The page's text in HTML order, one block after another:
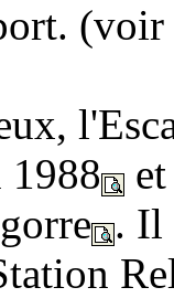
1988
. Il